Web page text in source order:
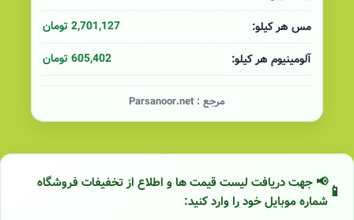
مس هر کیلو:
2,701,127 تومان
آلومینیوم هر کیلو:
605,402 تومان
مرجع : Parsanoor.net
📢 جهت دریافت لیست قیمت ها و اطلاع از تخفیفات فروشگاه
شماره موبایل خود را وارد کنید: